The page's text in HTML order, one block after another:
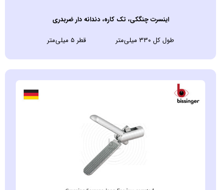
اينسرت چنگکی، تک کاره، دندانه دار ضربدری
طول کل ۳۳۰ میلی‌متر قطر ۵ میلی‌متر